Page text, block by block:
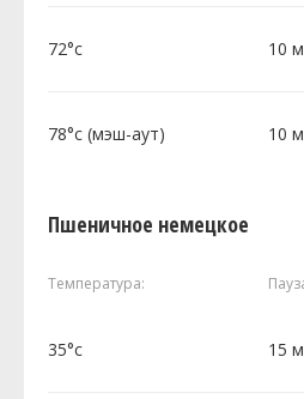
72°c 10
78°c (мэш-аут) 10
Пшеничное немецкое
Температура:
35°c 15